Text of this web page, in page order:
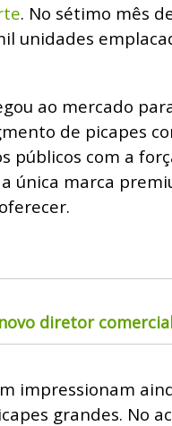
. No sétimo mês
unidades
ao mercado
de picapes
públicos com a
única marca
diretor
impressionam
grandes. No